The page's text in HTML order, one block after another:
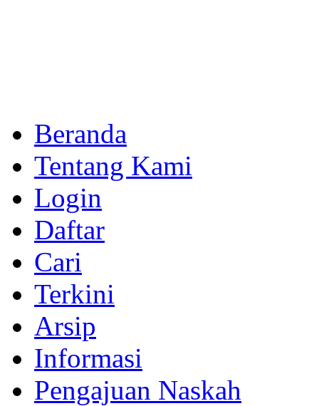
Beranda
Tentang Kami
Login
Daftar
Cari
Terkini
Arsip
Informasi
Pengajuan Naskah